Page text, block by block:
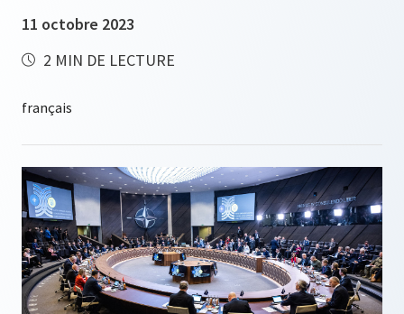
11 octobre 2023
2 MIN DE LECTURE